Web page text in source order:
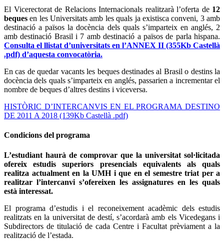
El Vicerectorat de Relacions Internacionals realitzarà l’oferta de 12
beques en les Universitats amb les quals ja existisca conveni, 3 amb
destinació a països la docència dels quals s’imparteix en anglés, 2
amb destinació Brasil i 7 amb destinació a països de parla hispana.
Consulta el llistat d’universitats en l’ANNEX II (355Kb Castellà
.pdf) d’aquesta convocatòria.
En cas de quedar vacants les beques destinades al Brasil o destins la
docència dels quals s’imparteix en anglés, passarien a incrementar el
nombre de beques d’altres destins i viceversa.
HISTÒRIC D’INTERCANVIS EN EL PROGRAMA DESTINO
DE 2011 A 2018 (139Kb Castellà .pdf)
Condicions del programa
L’estudiant haurà de comprovar que la universitat sol·licitada
ofereix estudis superiors presencials equivalents als quals
realitza actualment en la UMH i que en el semestre triat per a
realitzar l’intercanvi s’ofereixen les assignatures en les quals
està interessat.
El programa d’estudis i el reconeixement acadèmic dels estudis
realitzats en la universitat de destí, s’acordarà amb els Vicedegans i
Subdirectors de titulació de cada Centre i Facultat prèviament a la
realització de l’estada.